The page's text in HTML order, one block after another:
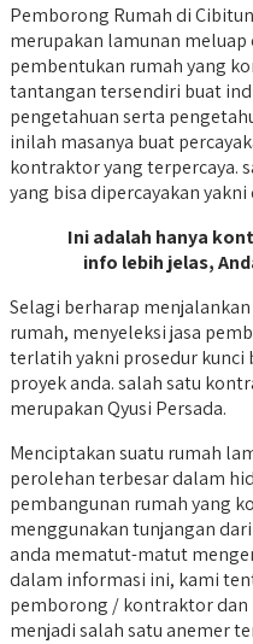
Pemborong Rumah di
merupakan lamunan meluap
pembentukan rumah yang
tantangan tersendiri buat
pengetahuan serta
inilah masanya buat
kontraktor yang terpercaya.
yang bisa dipercayakan yakni
Ini adalah hanya
info lebih jelas,
Selagi berharap
rumah, menyeleksi jasa
terlatih yakni prosedur kunci
proyek anda. salah satu
merupakan Qyusi Persada.
Menciptakan suatu rumah
perolehan terbesar dalam
pembangunan rumah yang
menggunakan tunjangan
anda mematut-matut
dalam informasi ini, kami
pemborong / kontraktor dan
menjadi salah satu anemer